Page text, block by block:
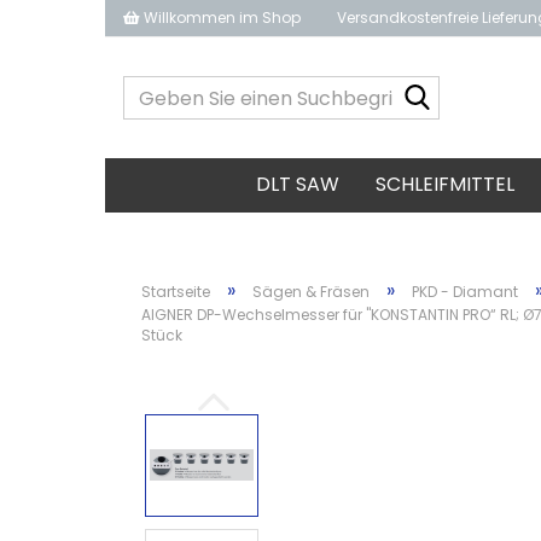
Willkommen im Shop Versandkostenfreie
Sie
ein...
DLT SAW SCHLEIFMITTEL
Startseite » Sägen & Fräsen » PKD - Diamant
AIGNER DP-Wechselmesser für "KONSTANTIN PRO“
Stück